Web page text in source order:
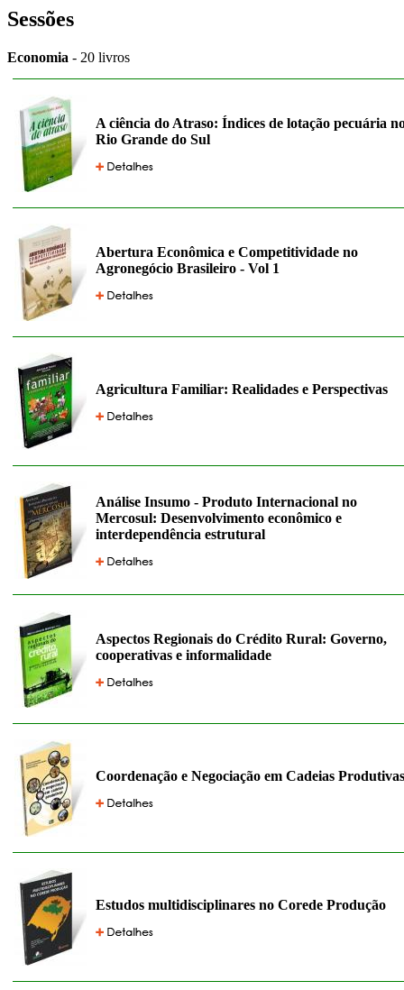
Sessões
Economia - 20 livros
A ciência do Atraso: Índices de lotação pecuária
Rio Grande do Sul
Abertura Econômica e Competitividade no
Agronegócio Brasileiro - Vol 1
Agricultura Familiar: Realidades e Perspectivas
Análise Insumo - Produto Internacional no
Mercosul: Desenvolvimento econômico e
interdependência estrutural
Aspectos Regionais do Crédito Rural: Governo,
cooperativas e informalidade
Coordenação e Negociação em Cadeias Produtivas
Estudos multidisciplinares no Corede Produção